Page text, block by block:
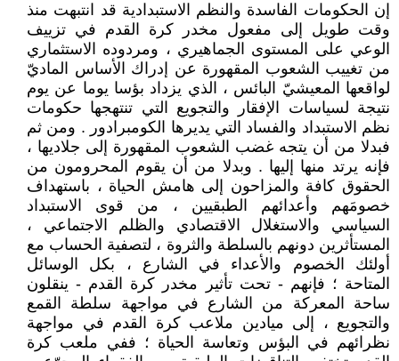
إن الحكومات الفاسدة والنظم الاستبدادية قد انتبهت منذ
وقت طويل إلى مفعول مخدر كرة القدم في تزييف
الوعي على المستوى الجماهيري ، ومردوده الاستثماري
من تغييب الشعوب المقهورة عن إدراك الأساس الماديّ
لواقعها المعيشيّ البائس ، الذي يزداد بؤسا يوما عن يوم
نتيجة لسياسات الإفقار والتجويع التي تنتهجها حكومات
نظم الاستبداد والفساد التي يديرها الكومبرادور . ومن ثم
فبدلا من أن يتجه غضب الشعوب المقهورة إلى جلاديها ،
فإنه يرتد منها إليها . وبدلا من أن يقوم المحرومون من
الحقوق كافة والمزاحون إلى هامش الحياة ، باستهداف
خصومَهم وأعدائهم الطبقيين ، من قوى الاستبداد
السياسي والاستغلال الاقتصادي والظلم الاجتماعي ،
المستأثرين دونهم بالسلطة والثروة ، لتصفية الحساب مع
أولئك الخصوم والأعداء في الشارع ، بكل الوسائل
المتاحة ؛ فإنهم - تحت تأثير مخدر كرة القدم - ينقلون
ساحة المعركة من الشارع في مواجهة سلطة القمع
والتجويع ، إلى ميادين ملاعب كرة القدم في مواجهة
نظرائهم في البؤس وتعاسة الحياة ؛ ففي ملعب كرة